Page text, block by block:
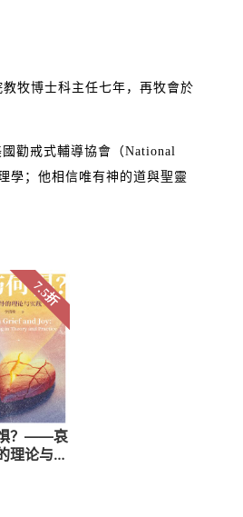
牧博士科主任七年，再牧會於
國勸戒式輔導協會（National
學；他相信唯有神的道與聖靈